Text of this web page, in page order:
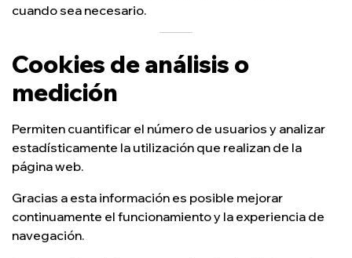
cuando sea necesario.
Cookies de análisis o
medición
Permiten cuantificar el número de usuarios y analizar
estadísticamente la utilización que realizan de la
página web.
Gracias a esta información es posible mejorar
continuamente el funcionamiento y la experiencia de
navegación.